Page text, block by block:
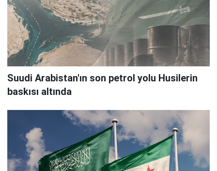
Suudi Arabistan'ın son petrol yolu Husilerin
baskısı altında